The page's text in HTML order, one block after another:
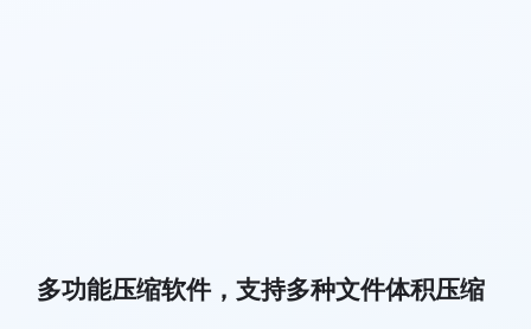
多功能压缩软件，支持多种文件体积压缩